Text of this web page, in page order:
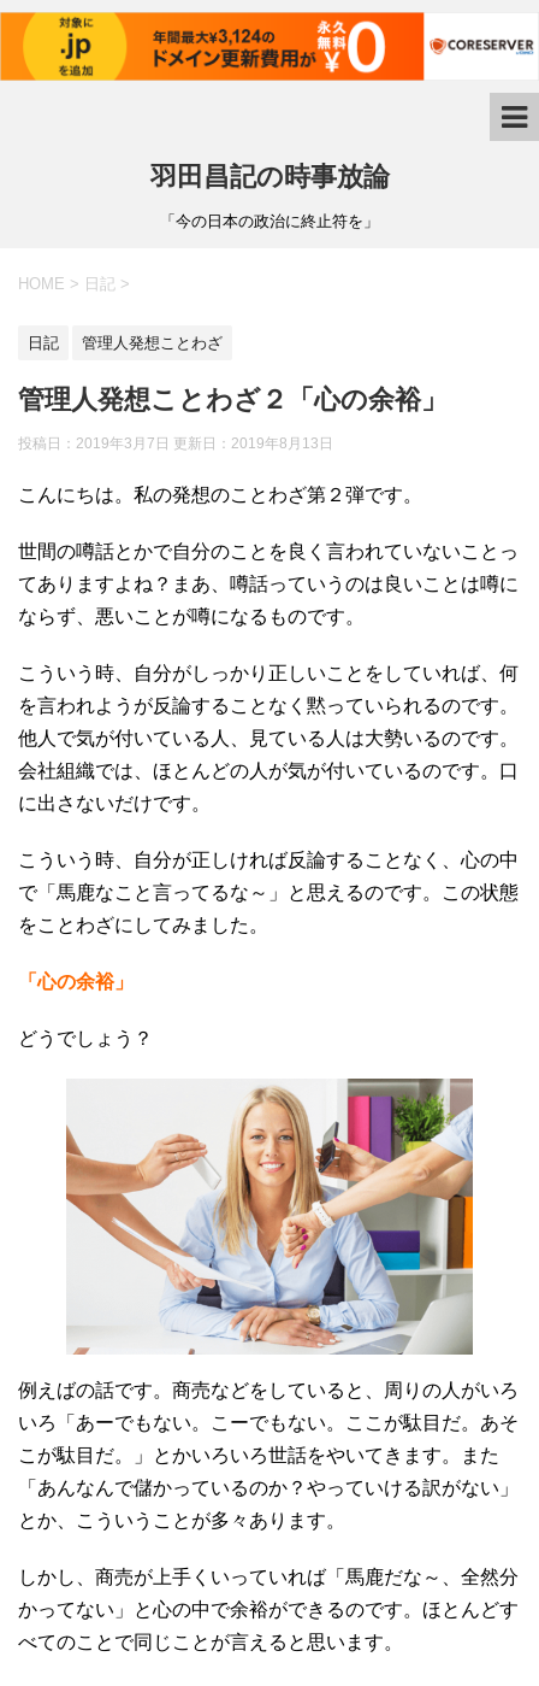
羽田昌記の時事放論
「今の日本の政治に終止符を」
HOME > 日記 >
日記 管理人発想ことわざ
管理人発想ことわざ２「心の余裕」
投稿日：2019年3月7日 更新日： 2019年8月13日
こんにちは。私の発想のことわざ第２弾です。
世間の噂話とかで自分のことを良く言われていないことっ
てありますよね？まあ、噂話っていうのは良いことは噂に
ならず、悪いことが噂になるものです。
こういう時、自分がしっかり正しいことをしていれば、何
を言われようが反論することなく黙っていられるのです。
他人で気が付いている人、見ている人は大勢いるのです。
会社組織では、ほとんどの人が気が付いているのです。口
に出さないだけです。
こういう時、自分が正しければ反論することなく、心の中
で「馬鹿なこと言ってるな～」と思えるのです。この状態
をことわざにしてみました。
「心の余裕」
どうでしょう？
例えばの話です。商売などをしていると、周りの人がいろ
いろ「あーでもない。こーでもない。ここが駄目だ。あそ
こが駄目だ。」とかいろいろ世話をやいてきます。また
「あんなんで儲かっているのか？やっていける訳がない」
とか、こういうことが多々あります。
しかし、商売が上手くいっていれば「馬鹿だな～、全然分
かってない」と心の中で余裕ができるのです。ほとんどす
べてのことで同じことが言えると思います。